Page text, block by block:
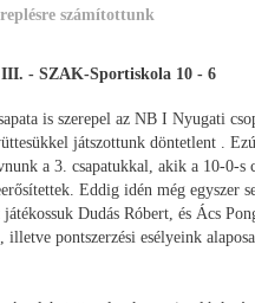
számítottunk
- SZAK-Sportiskola 10 - 6
is szerepel az NB I Nyugati
játszottunk döntetlent .
a 3. csapatukkal, akik a 10-0-s
Eddig idén még egyszer
Dudás Róbert, és Ács
illetve pontszerzési esélyeink